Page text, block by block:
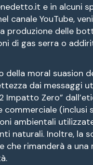
e in alcuni
canale YouTube,
produzione delle
di gas serra o
della moral suasion
dai messaggi
Impatto Zero”
commerciale
ambientali
naturali. Inoltre, la
che rimanderà a